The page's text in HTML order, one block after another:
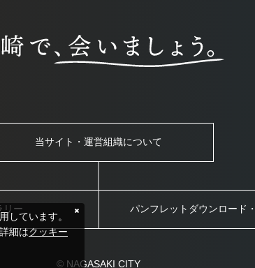
当サイト・運営組織について
リー パンフレットダウンロード
© NAGASAKI CITY
しています。
細はクッキー